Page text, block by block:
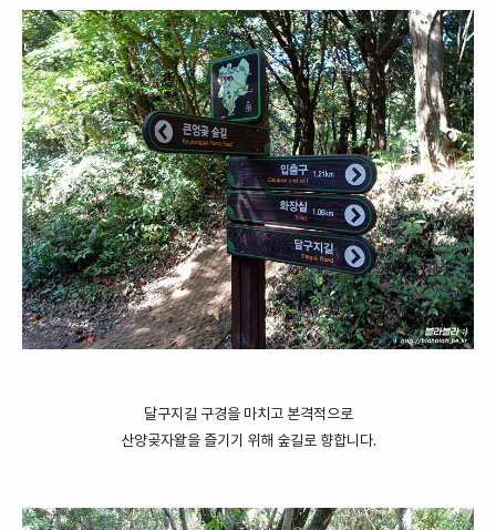
달구지길 구경을 마치고 본격적으로
산양곶자왈을 즐기기 위해 숲길로 향합니다.